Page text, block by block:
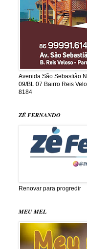
Avenida São Sebastião
09/BL 07 Bairro Reis
8184
ZÉ FERNANDO
Renovar para progredir
MEU MEL